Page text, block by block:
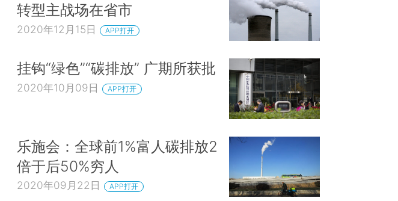
转型主战场在省市
2020年12月15日 APP打开
挂钩“绿色”“碳排放” 广期所获批
2020年10月09日 APP打开
乐施会：全球前1%富人碳排放2
倍于后50%穷人
2020年09月22日 APP打开